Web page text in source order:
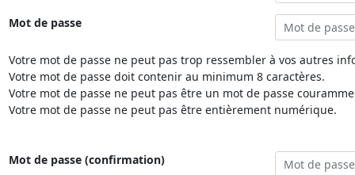
Mot de passe
Votre mot de passe ne peut pas trop ressembler à vos autres
Votre mot de passe doit contenir au minimum 8 caractères.
Votre mot de passe ne peut pas être un mot de passe
Votre mot de passe ne peut pas être entièrement numérique.
Mot de passe (confirmation)